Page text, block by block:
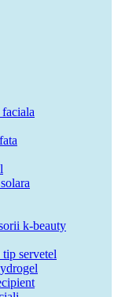
k-beauty
tip servetel